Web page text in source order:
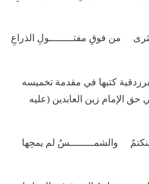
من فوقِ مفتــــــــولِ الذراعِ
كتبها في مقدمة تخميسه
الإمام زين العابدين (عليه
والشمــــــــسُ لم يمحِها